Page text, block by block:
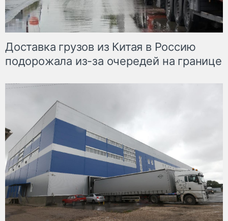
Доставка грузов из Китая в Россию
подорожала из-за очередей на границе